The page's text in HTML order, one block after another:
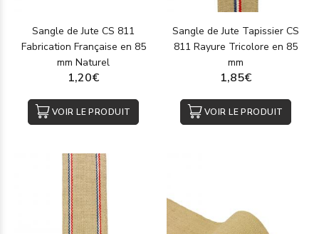
Sangle de Jute CS 811
Fabrication Française en 85
mm Naturel
1,20€
VOIR LE PRODUIT
Sangle de Jute Tapissier CS
811 Rayure Tricolore en 85
mm
1,85€
VOIR LE PRODUIT